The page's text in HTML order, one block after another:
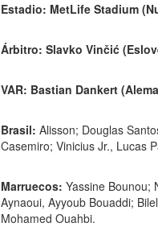
Estadio: MetLife Stadium
Árbitro: Slavko Vinčić
VAR: Bastian Dankert
Brasil: Alisson; Douglas
Casemiro; Vinicius Jr., Lucas
Marruecos: Yassine Bounou;
Aynaoui, Ayyoub Bouaddi;
Mohamed Ouahbi.